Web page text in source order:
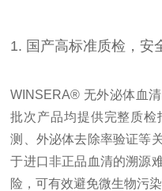
1. 国产高标准质检，安
WINSERA® 无外泌体血
批次产品均提供完整质
测、外泌体去除率验证等
于进口非正品血清的溯源
险，可有效避免微生物污